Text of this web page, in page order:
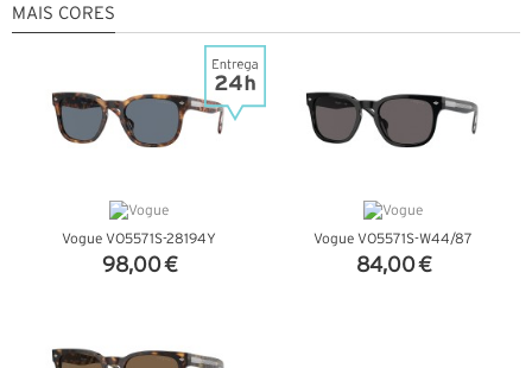
MAIS CORES
Vogue VO5571S-28194Y
98,00 €
Vogue VO5571S-W44/87
84,00 €